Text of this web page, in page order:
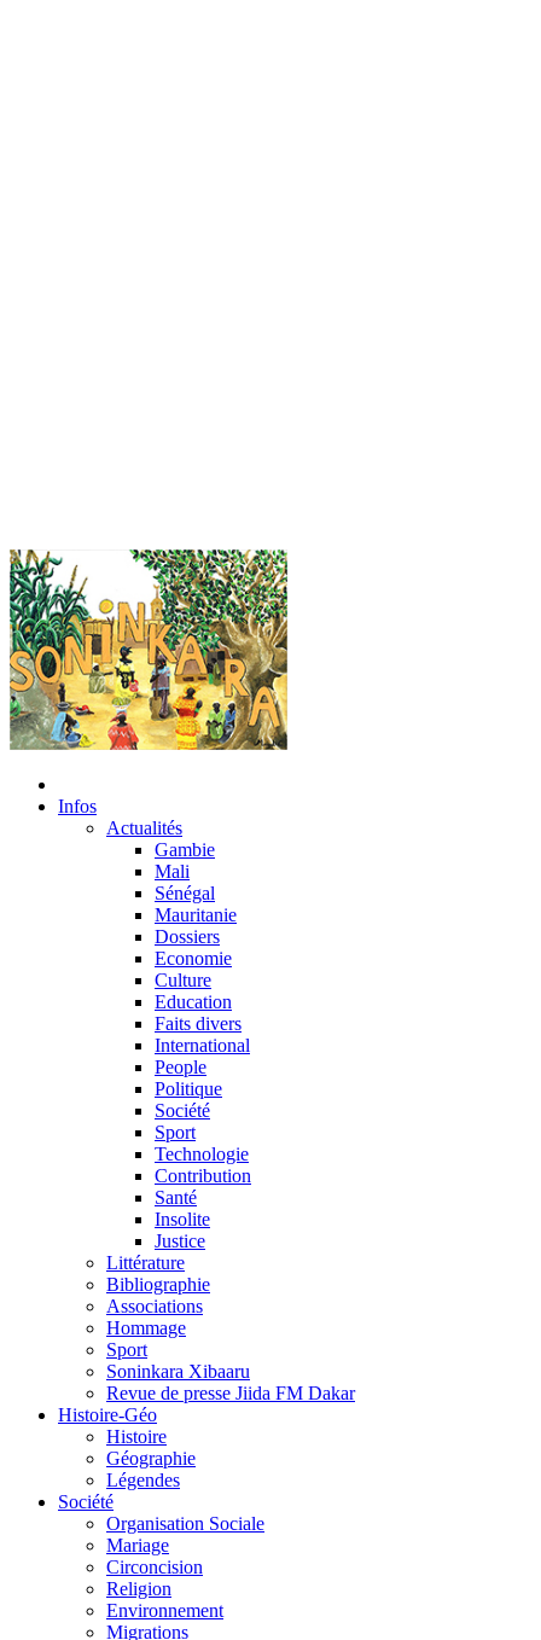
Infos
Actualités
Gambie
Mali
Sénégal
Mauritanie
Dossiers
Economie
Culture
Education
Faits divers
International
People
Politique
Société
Sport
Technologie
Contribution
Santé
Insolite
Justice
Littérature
Bibliographie
Associations
Hommage
Sport
Soninkara Xibaaru
Revue de presse Jiida FM Dakar
Histoire-Géo
Histoire
Géographie
Légendes
Société
Organisation Sociale
Mariage
Circoncision
Religion
Environnement
Migrations